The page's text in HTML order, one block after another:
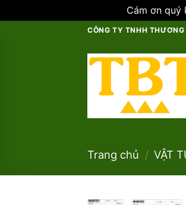
Cám ơn quý
CÔNG TY TNHH
Trang chủ / VẬT